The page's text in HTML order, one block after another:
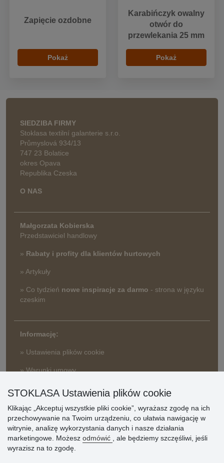
Zapięcie ozdobne
Pokaż
Karabińczyk owalny
otwór do
przewlekania 25 mm
Pokaż
SIEDZIBA FIRMY
Stoklasa textilní galanterie s.r.o.
Průmyslová 934/13
747 23 Bolatice
okres Opava
Republika Czeska
O NAS
Małgorzata Kobierska
Przedstawiciel handlowy
» Rabaty i profity dla klientów hurtowych
» Artykuły
» Co tydzień nowe inspiracje za darmo - strona w języku
czeskim
Informację:
» Ustawienia plików cookie
» Warunki umowy
» Sposób dostawy i płatności
» Reklamacje
» Dlaczego należy się zarejestrować?
» Najczęściej zadawane pytania
STOKLASA Ustawienia plików cookie
Klikając „Akceptuj wszystkie pliki cookie”, wyrażasz zgodę na ich
przechowywanie na Twoim urządzeniu, co ułatwia nawigację w
witrynie, analizę wykorzystania danych i nasze działania
marketingowe. Możesz odmówić
, ale będziemy szczęśliwi, jeśli
wyrazisz na to zgodę.